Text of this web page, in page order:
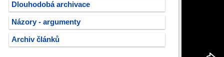
Dlouhodobá archivace
Názory - argumenty
Archiv článků